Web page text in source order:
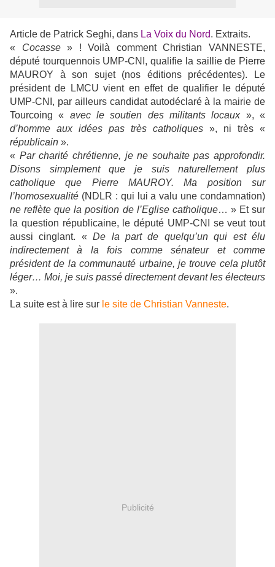
Article de Patrick Seghi, dans La Voix du Nord. Extraits.
« Cocasse» ! Voilà comment Christian VANNESTE,
député tourquennois UMP-CNI, qualifie la saillie de Pierre
MAUROY à son sujet (nos éditions précédentes). Le
président de LMCU vient en effet de qualifier le député
UMP-CNI, par ailleurs candidat autodéclaré à la mairie de
Tourcoing « avec le soutien des militants locaux», «
d’homme aux idées pas très catholiques », ni très «
républicain ».
« Par charité chrétienne, je ne souhaite pas approfondir.
Disons simplement que je suis naturellement plus
catholique que Pierre MAUROY. Ma position sur
l’homosexualité (NDLR : qui lui a valu une condamnation)
ne reflète que la position de l’Eglise catholique… » Et sur
la question républicaine, le député UMP-CNI se veut tout
aussi cinglant. «De la part de quelqu’un qui est élu
indirectement à la fois comme sénateur et comme
président de la communauté urbaine, je trouve cela plutôt
léger… Moi, je suis passé directement devant les électeurs
».
La suite est à lire sur le site de Christian Vanneste.
Publicité